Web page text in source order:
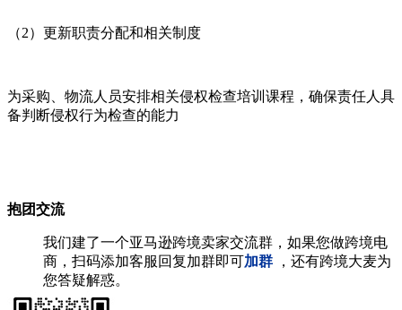
（2）更新职责分配和相关制度
为采购、物流人员安排相关侵权检查培训课程，确保责任人具
备判断侵权行为检查的能力
抱团交流
我们建了一个亚马逊跨境卖家交流群，如果您做跨境电
商，扫码添加客服回复加群即可加群
，还有跨境大麦为
您答疑解惑。